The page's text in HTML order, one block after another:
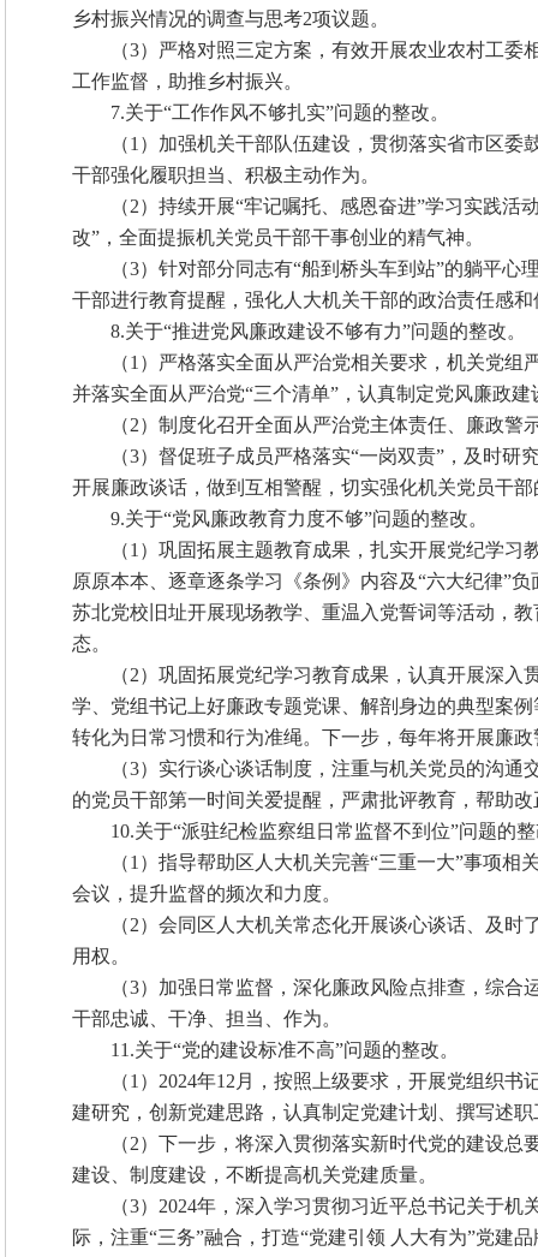
乡村振兴情况的调查与思考2项议题。
（3）严格对照三定方案，有效开展农业农村工
工作监督，助推乡村振兴。
7.关于“工作作风不够扎实”问题的整改。
（1）加强机关干部队伍建设，贯彻落实省市区
干部强化履职担当、积极主动作为。
（2）持续开展“牢记嘱托、感恩奋进”学习实践
改”，全面提振机关党员干部干事创业的精气神。
（3）针对部分同志有“船到桥头车到站”的躺平
干部进行教育提醒，强化人大机关干部的政治责任感和
8.关于“推进党风廉政建设不够有力”问题的整改。
（1）严格落实全面从严治党相关要求，机关党
并落实全面从严治党“三个清单”，认真制定党风廉政
（2）制度化召开全面从严治党主体责任、廉政
（3）督促班子成员严格落实“一岗双责”，及时
开展廉政谈话，做到互相警醒，切实强化机关党员干
9.关于“党风廉政教育力度不够”问题的整改。
（1）巩固拓展主题教育成果，扎实开展党纪学
原原本本、逐章逐条学习《条例》内容及“六大纪律”
苏北党校旧址开展现场教学、重温入党誓词等活动，
态。
（2）巩固拓展党纪学习教育成果，认真开展深
学、党组书记上好廉政专题党课、解剖身边的典型案
转化为日常习惯和行为准绳。下一步，每年将开展廉
（3）实行谈心谈话制度，注重与机关党员的沟
的党员干部第一时间关爱提醒，严肃批评教育，帮助
10.关于“派驻纪检监察组日常监督不到位”问题的
（1）指导帮助区人大机关完善“三重一大”事项
会议，提升监督的频次和力度。
（2）会同区人大机关常态化开展谈心谈话、及
用权。
（3）加强日常监督，深化廉政风险点排查，综
干部忠诚、干净、担当、作为。
11.关于“党的建设标准不高”问题的整改。
（1）2024年12月，按照上级要求，开展党组织
建研究，创新党建思路，认真制定党建计划、撰写述
（2）下一步，将深入贯彻落实新时代党的建设
建设、制度建设，不断提高机关党建质量。
（3）2024年，深入学习贯彻习近平总书记关于
际，注重“三务”融合，打造“党建引领 人大有为”党建